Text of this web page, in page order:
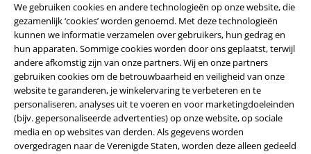
We gebruiken cookies en andere technologieën op onze website, die
gezamenlijk ‘cookies’ worden genoemd. Met deze technologieën
kunnen we informatie verzamelen over gebruikers, hun gedrag en
hun apparaten. Sommige cookies worden door ons geplaatst, terwijl
andere afkomstig zijn van onze partners. Wij en onze partners
gebruiken cookies om de betrouwbaarheid en veiligheid van onze
website te garanderen, je winkelervaring te verbeteren en te
personaliseren, analyses uit te voeren en voor marketingdoeleinden
(bijv. gepersonaliseerde advertenties) op onze website, op sociale
media en op websites van derden. Als gegevens worden
overgedragen naar de Verenigde Staten, worden deze alleen gedeeld
Maak deel uit van de community!